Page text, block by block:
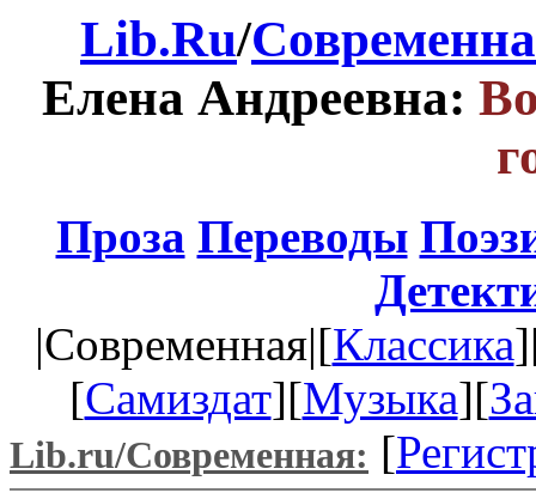
Lib.Ru/
Елена Андреевна:
Проза Переводы
|Современная|[Классика
[Самиздат][Музыка][
Lib.ru/Современная: [